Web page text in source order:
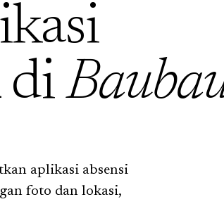
di
aplikasi absensi
foto dan lokasi,